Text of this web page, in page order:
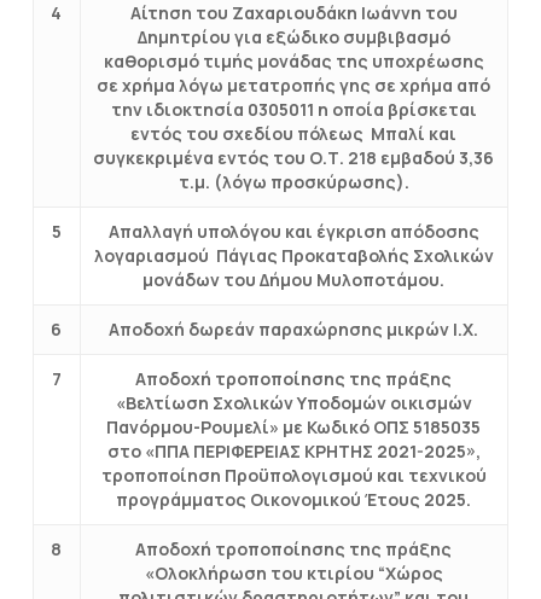
4
Αίτηση του Ζαχαριουδάκη Ιωάννη του
Δημητρίου για εξώδικο συμβιβασμό
καθορισμό τιμής μονάδας της υποχρέωσης
σε χρήμα λόγω μετατροπής γης σε χρήμα από
την ιδιοκτησία 0305011 η οποία βρίσκεται
εντός του σχεδίου πόλεως Μπαλί και
συγκεκριμένα εντός του Ο.Τ. 218 εμβαδού 3,36
τ.μ. (λόγω προσκύρωσης).
5
Απαλλαγή υπολόγου και έγκριση απόδοσης
λογαριασμού Πάγιας Προκαταβολής Σχολικών
μονάδων του Δήμου Μυλοποτάμου.
6 Αποδοχή δωρεάν παραχώρησης μικρών Ι.Χ.
7
Αποδοχή τροποποίησης της πράξης
«Βελτίωση Σχολικών Υποδομών οικισμών
Πανόρμου-Ρουμελί» με Κωδικό ΟΠΣ 5185035
στο «ΠΠΑ ΠΕΡΙΦΕΡΕΙΑΣ ΚΡΗΤΗΣ 2021-2025»,
τροποποίηση Προϋπολογισμού και τεχνικού
προγράμματος Οικονομικού Έτους 2025.
8
Αποδοχή τροποποίησης της πράξης
«Ολοκλήρωση του κτιρίου “Χώρος